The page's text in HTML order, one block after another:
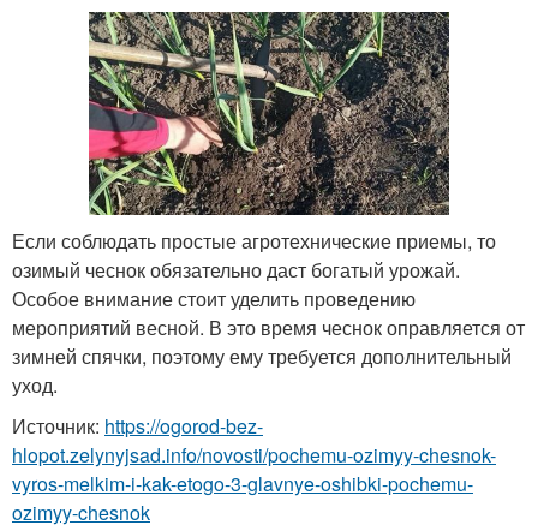
Если соблюдать простые агротехнические приемы, то
озимый чеснок обязательно даст богатый урожай.
Особое внимание стоит уделить проведению
мероприятий весной. В это время чеснок оправляется от
зимней спячки, поэтому ему требуется дополнительный
уход.
Источник: https://ogorod-bez-
hlopot.zelynyjsad.info/novosti/pochemu-ozimyy-chesnok-
vyros-melkim-i-kak-etogo-3-glavnye-oshibki-pochemu-
ozimyy-chesnok